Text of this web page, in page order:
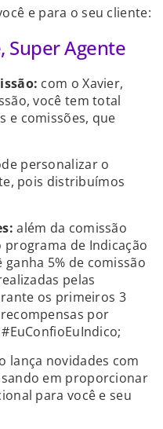
e para o seu cliente:
Super Agente
com o Xavier,
você tem total
e comissões, que
personalizar o
pois distribuímos
além da comissão
de Indicação
5% de comissão
pelas
os primeiros 3
por
lança novidades com
em proporcionar
para você e seu